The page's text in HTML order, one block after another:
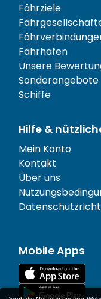
Fährziele
Fährhäfen
Unsere
Sonderangebote
Schiffe
Hilfe &
Mein Konto
Kontakt
Über uns
Mobile Apps